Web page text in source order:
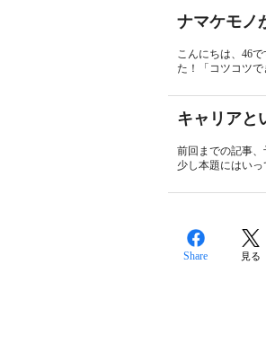
ナマケモノ
こんにちは、46
た！「コツコツ
キャリアと
前回までの記事
少し本題にはい
Share 見る